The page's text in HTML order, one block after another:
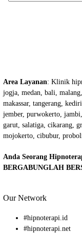
Area Layanan: Klinik
jogja, medan, bali,
makassar, tangerang,
jember, purwokerto,
garut, salatiga, cikarang,
mojokerto, cibubur,
Anda Seorang
BERGABUNGLAH
Our Network
#hipnoterapi.id
#hipnoterapi.net